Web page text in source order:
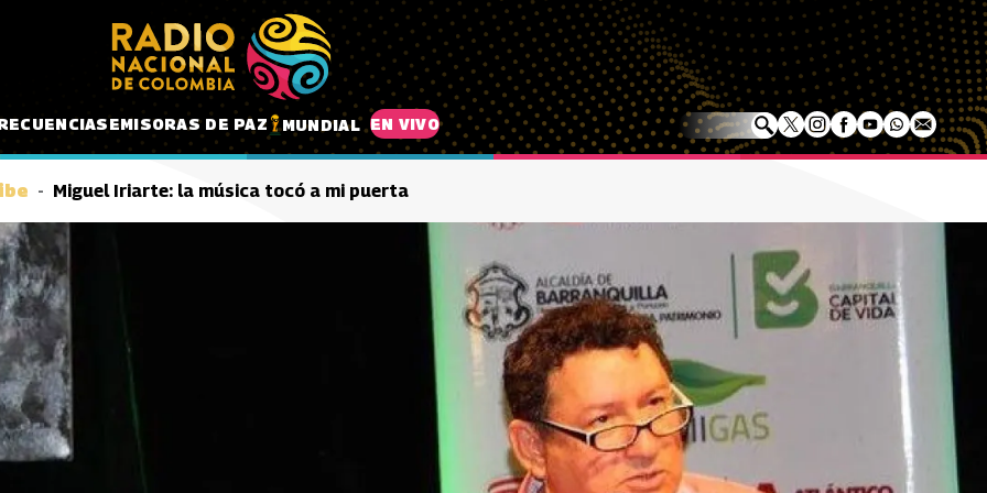
EMISORAS DE PAZ MUNDIAL EN VIVO
Miguel Iriarte: la música tocó a mi puerta